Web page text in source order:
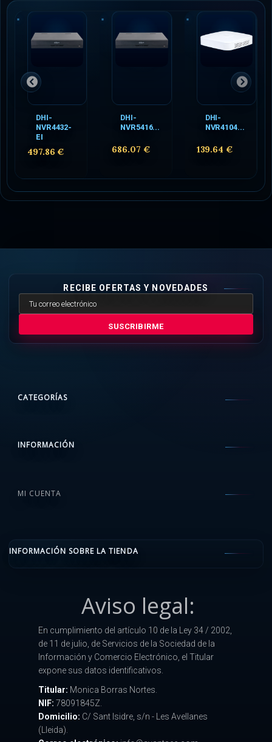
DHI-
NVR4432-
EI
497.86 €
DHI-
NVR5416...
686.07 €
DHI-
NVR4104...
139.64 €
RECIBE OFERTAS Y NOVEDADES
SUSCRIBIRME
CATEGORÍAS
INFORMACIÓN
MI CUENTA
INFORMACIÓN SOBRE LA TIENDA
Aviso legal:
En cumplimiento del artículo 10 de la Ley 34 / 2002,
de 11 de julio, de Servicios de la Sociedad de la
Información y Comercio Electrónico, el Titular
expone sus datos identificativos.
Titular: Monica Borras Nortes.
NIF: 78091845Z.
Domicilio: C/ Sant Isidre, s/n - Les Avellanes
(Lleida).